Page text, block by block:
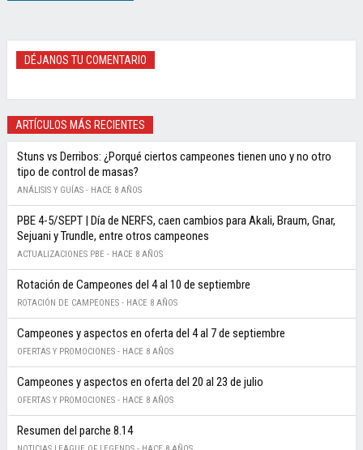
DÉJANOS TU COMENTARIO
ARTÍCULOS MÁS RECIENTES
Stuns vs Derribos: ¿Porqué ciertos campeones tienen uno y no otro
tipo de control de masas?
ANÁLISIS Y GUÍAS - HACE 8 AÑOS
PBE 4-5/SEPT | Día de NERFS, caen cambios para Akali, Braum, Gnar,
Sejuani y Trundle, entre otros campeones
ACTUALIZACIONES PBE - HACE 8 AÑOS
Rotación de Campeones del 4 al 10 de septiembre
ROTACIÓN DE CAMPEONES - HACE 8 AÑOS
Campeones y aspectos en oferta del 4 al 7 de septiembre
OFERTAS Y PROMOCIONES - HACE 8 AÑOS
Campeones y aspectos en oferta del 20 al 23 de julio
OFERTAS Y PROMOCIONES - HACE 8 AÑOS
Resumen del parche 8.14